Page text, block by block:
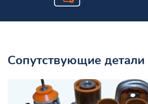
Сопутствующие детали